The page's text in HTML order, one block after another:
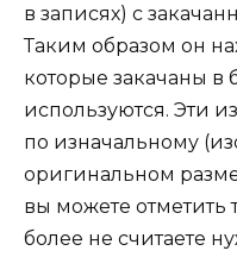
в записях) с
Таким образом он
которые закачаны в
используются. Эти
по изначальному
оригинальном
вы можете отметить
более не считаете